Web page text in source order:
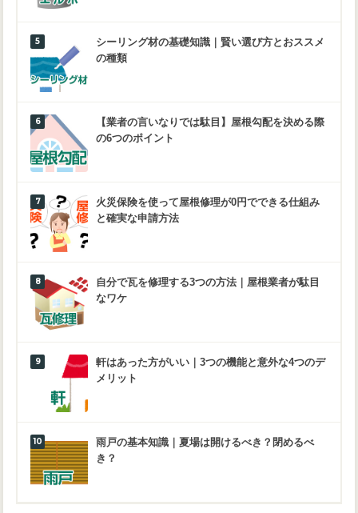
シーリング材の基礎知識｜賢い選び方とおススメ
の種類
【業者の言いなりでは駄目】屋根勾配を決める際
の6つのポイント
火災保険を使って屋根修理が0円でできる仕組み
と確実な申請方法
自分で瓦を修理する3つの方法｜屋根業者が駄目
なワケ
軒はあった方がいい｜3つの機能と意外な4つのデ
メリット
雨戸の基本知識｜夏場は開けるべき？閉めるべ
き？